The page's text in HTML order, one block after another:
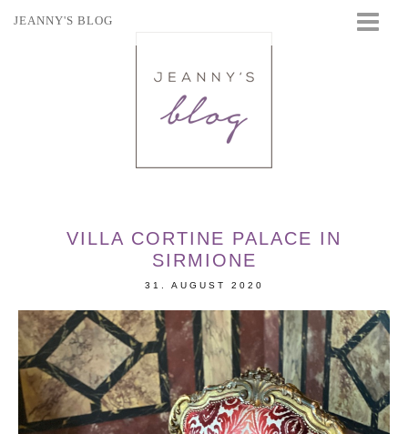
JEANNY'S BLOG
VILLA CORTINE PALACE IN
SIRMIONE
31. AUGUST 2020